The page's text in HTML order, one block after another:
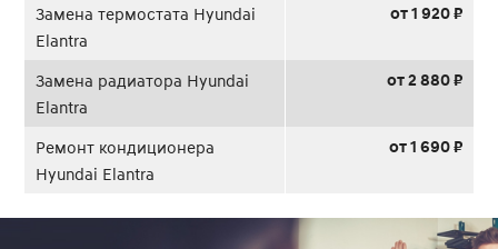
Замена термостата Hyundai
Elantra
от 1 920 ₽
Замена радиатора Hyundai
Elantra
от 2 880 ₽
Ремонт кондиционера
Hyundai Elantra
от 1 690 ₽